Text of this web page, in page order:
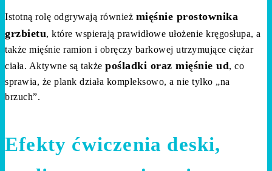
Istotną rolę odgrywają również mięśnie prostownika
grzbietu, które wspierają prawidłowe ułożenie kręgosłupa, a
także mięśnie ramion i obręczy barkowej utrzymujące ciężar
ciała. Aktywne są także pośladki oraz mięśnie ud, co
sprawia, że plank działa kompleksowo, a nie tylko „na
brzuch”.
Efekty ćwiczenia deski,